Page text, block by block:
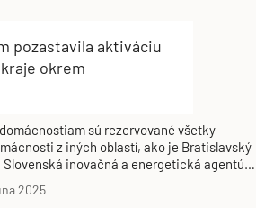
pozastavila aktiváciu
okrem
sú rezervované všetky
z iných oblastí, ako je Bratislavský
inovačná a energetická agentúra
pozastavila aktiváciu poukážok pre
regiónov. Žiadosti o príspevky je možné
2025